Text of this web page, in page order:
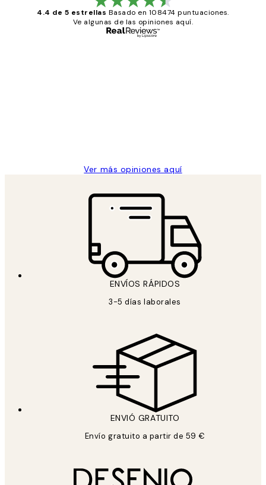
4.4 de 5 estrellas Basado en 108474 puntuaciones.
Ve algunas de las opiniones aquí.
Ver más opiniones aquí
ENVÍOS RÁPIDOS
3-5 días laborales
ENVIÓ GRATUITO
Envío gratuito a partir de 59 €